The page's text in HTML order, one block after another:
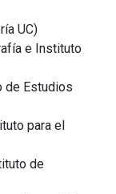
UC)
e Instituto
de Estudios
para el
de